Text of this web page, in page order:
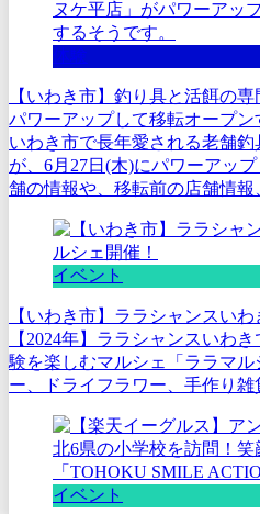
体験
【いわき市】釣り具と活餌の
パワーアップして移転オープン
いわき市で長年愛される老舗釣
が、6月27日(木)にパワーアッ
舗の情報や、移転前の店舗情報
イベント
【いわき市】ララシャンスい
【2024年】ララシャンスいわ
験を楽しむマルシェ「ララマ
ー、ドライフラワー、手作り雑
イベント